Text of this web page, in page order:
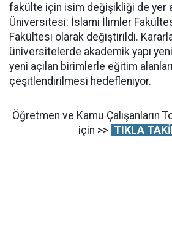
fakülte için isim değişikliği de yer
Üniversitesi: İslami İlimler
Fakültesi olarak değiştirildi.
üniversitelerde akademik yapı
yeni açılan birimlerle eğitim
çeşitlendirilmesi hedefleniyor.
Öğretmen ve Kamu Çalışanların
için >> TIKLA